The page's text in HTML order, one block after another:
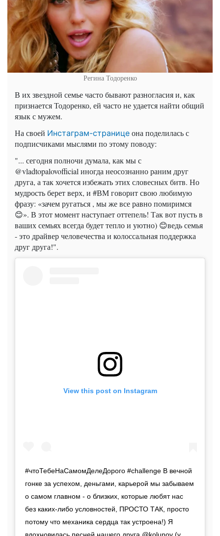
Регина Тодоренко
В их звездной семье часто бывают разногласия и, как
признается Тодоренко, ей часто не удается найти общий
язык с мужем.
На своей Инстаграм-странице она поделилась с
подписчиками мыслями по этому поводу:
"... сегодня полночи думала, как мы с
@vladtopalovofficial иногда неосознанно раним друг
друга, а так хочется избежать этих словесных битв. Но
мудрость берет верх, и #ВМ говорит свою любимую
фразу: «зачем ругаться , мы же все равно помиримся
😊». В этот момент наступает оттепель! Так вот пусть в
ваших семьях всегда будет тепло и уютно) 😊ведь семья
- это драйвер человечества и колоссальная поддержка
друг друга!".
View this post on Instagram
#чтоТебеНаСамомДелеДорого #challenge В вечной
гонке за успехом, деньгами, карьерой мы забываем
о самом главном - о близких, которые любят нас
без каких-либо условностей, ПРОСТО ТАК, просто
потому что механика сердца так устроена!) Я
вдохновилась песней нашего друга @kolunov (у